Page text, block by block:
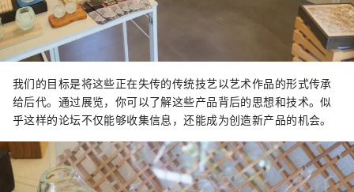
我们的目标是将这些正在失传的传统技艺以艺术作品的形式传承
给后代。通过展览，你可以了解这些产品背后的思想和技术。似
乎这样的论坛不仅能够收集信息，还能成为创造新产品的机会。